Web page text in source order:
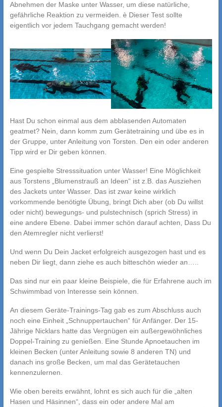
Abnehmen der Maske unter Wasser, um diese natürliche,
gefährliche Reaktion zu vermeiden. è Dieser Test sollte
eigentlich vor jedem Tauchgang gemacht werden!
Hast Du schon einmal aus dem abblasenden Automaten
geatmet? Nein, dann komm zum Gerätetraining und übe es in
der Gruppe, unter Anleitung von Torsten. Den ein oder anderen
Tipp wird er Dir geben können.
Eine gespielte Stresssituation unter Wasser! Eine Möglichkeit
aus Torstens „Blumenstrauß an Ideen“ ist z.B. das Ausziehen
des Jackets unter Wasser. Das ist zwar keine wirklich
vorkommende benötigte Übung, bringt Dich aber (ob Du willst
oder nicht) bewegungs- und pulstechnisch (sprich Stress) in
eine andere Ebene. Dabei immer schön darauf achten, Dass Du
den Atemregler nicht verlierst!
Und wenn Du Dein Jacket erfolgreich ausgezogen hast und es
neben Dir liegt, dann ziehe es auch bitteschön wieder an…..
Das sind nur ein paar kleine Beispiele, die für Erfahrene auch im
Schwimmbad von Interesse sein können.
An diesem Geräte-Trainings-Tag gab es zum Abschluss auch
noch eine Einheit „Schnuppertauchen“ für Anfänger. Der 15-
Jährige Nicklars hatte das Vergnügen ein außergewöhnliches
Doppel-Training zu genießen. Eine Stunde Apnoetauchen im
kleinen Becken (unter Anleitung sowie 8 anderen TN) und
danach ins große Becken, um mal das Gerätetauchen
kennenzulernen.
Wie oben bereits erwähnt, lohnt es sich auch für die „alten
Hasen und Häsinnen“, dass ein oder andere Mal am